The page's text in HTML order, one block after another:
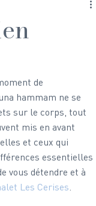
de
hammam ne se
sur le corps, tout
mis en avant
et ceux qui
essentielles
vous détendre et à
Les Cerises.